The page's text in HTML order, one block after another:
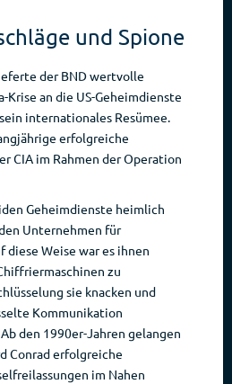
und Spione
der BND wertvolle
Krise an die US-Geheimdienste
internationales Resümee.
erfolgreiche
CIA im Rahmen der Operation
Geheimdienste heimlich
Unternehmen für
Weise war es ihnen
zu
sie knacken und
Kommunikation
den 1990er-Jahren gelangen
Conrad erfolgreiche
im Nahen